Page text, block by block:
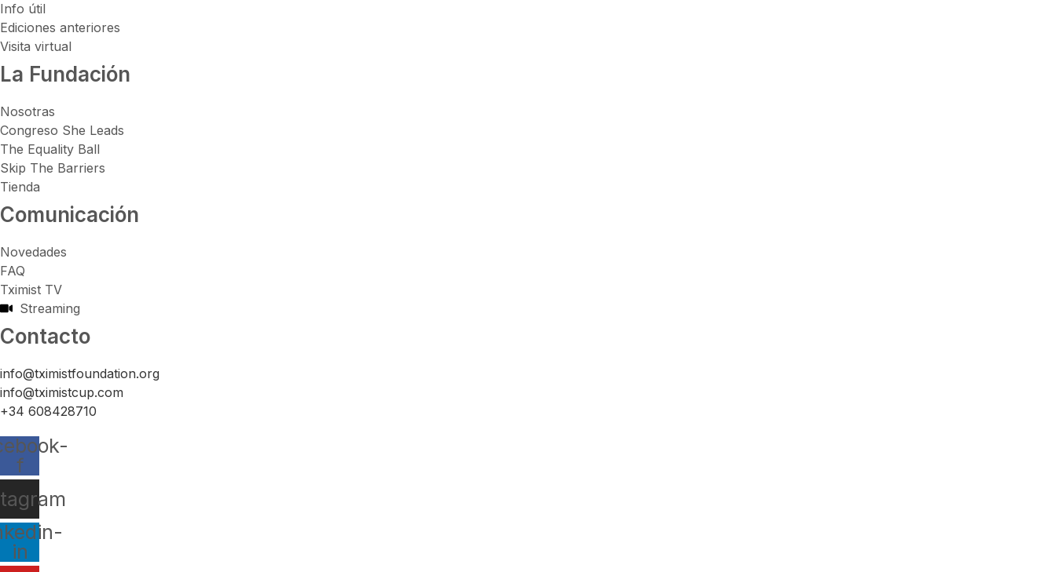
Info útil
Ediciones anteriores
Visita virtual
La Fundación
Nosotras
Congreso She Leads
The Equality Ball
Skip The Barriers
Tienda
Comunicación
Novedades
FAQ
Tximist TV
Streaming
Contacto
info@tximistfoundation.org
info@tximistcup.com
+34 608428710
f
in